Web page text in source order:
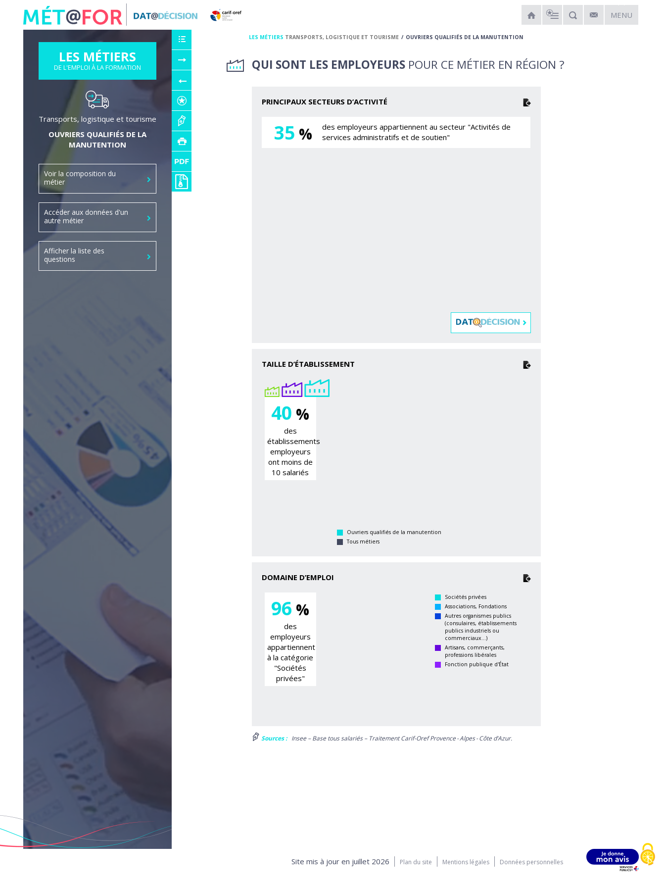
Panneau de gestion des cookies
MENU
LES MÉTIERS
DE L'EMPLOI À LA FORMATION
Transports, logistique et tourisme
OUVRIERS QUALIFIÉS DE LA
MANUTENTION
Voir la composition du
métier
Accéder aux données d'un
autre métier
Afficher la liste des
questions
LES MÉTIERS TRANSPORTS, LOGISTIQUE ET TOURISME OUVRIERS QUALIFIÉS DE LA MANUTENTION
QUI SONT LES EMPLOYEURS POUR CE MÉTIER EN RÉGION ?
PRINCIPAUX SECTEURS D’ACTIVITÉ
35 %
des employeurs appartiennent au secteur "Activités de
services administratifs et de soutien"
TAILLE D’ÉTABLISSEMENT
40 %
des
établissements
employeurs
ont moins de
10 salariés
Ouvriers qualifiés de la manutention
Tous métiers
DOMAINE D’EMPLOI
96 %
des
employeurs
appartiennent
à la catégorie
"Sociétés
privées"
Sociétés privées
Associations, Fondations
Autres organismes publics
(consulaires, établissements
publics industriels ou
commerciaux...)
Artisans, commerçants,
professions libérales
Fonction publique d'État
Sources : Insee – Base tous salariés – Traitement Carif-Oref Provence - Alpes - Côte d’Azur.
Site mis à jour en juillet 2026 Plan du site Mentions légales Données personnelles